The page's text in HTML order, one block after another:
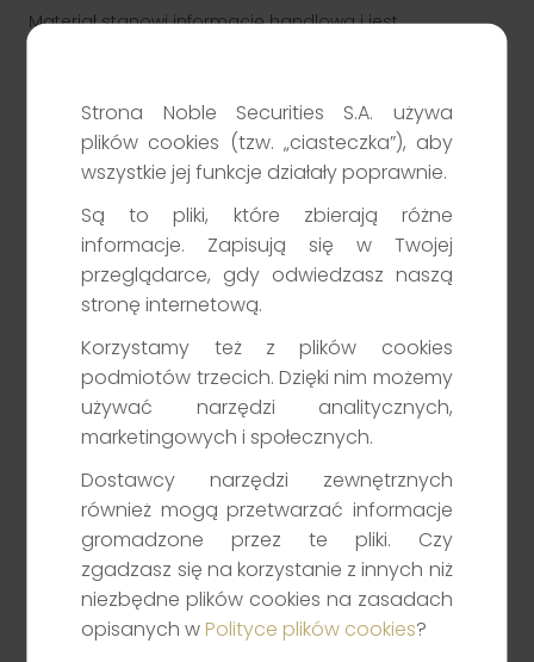
Klient TGE
Zapewniamy profesjonalną obsługę uczestników rynku energii i
towarów giełdowych. Nasze wsparcie obejmuje zarówno
doradztwo, jak i rozwiązania techniczne.
Przejdź
Materiał stanowi informację handlową i jest
Inwestowanie w instrumenty finansowe wiąże się z
ryzykiem utraty całości lub części zainwestowanych
środków. Szczegółowe informacje o usługach
świadczonych przez Noble Securities S.A. oraz o ryzyku
związanym z inwestowaniem w instrumenty finansowe
dostępne są na: www.noblesecurities.pl (sekcja:
Informacje prawne). Badanie odpowiedniości usługi
dokonywane jest przed zawarciem odpowiedniej
umowy.
Skontaktuj się z nami +48
12 4223100
Strona Noble Securities S.A. używa
plików cookies (tzw. „ciasteczka”), aby
wszystkie jej funkcje działały poprawnie.
Są to pliki, które zbierają różne
informacje. Zapisują się w Twojej
przeglądarce, gdy odwiedzasz naszą
stronę internetową.
Korzystamy też z plików cookies
podmiotów trzecich. Dzięki nim możemy
używać narzędzi analitycznych,
marketingowych i społecznych.
Dostawcy narzędzi zewnętrznych
również mogą przetwarzać informacje
gromadzone przez te pliki. Czy
zgadzasz się na korzystanie z innych niż
niezbędne plików cookies na zasadach
opisanych w Polityce plików cookies?